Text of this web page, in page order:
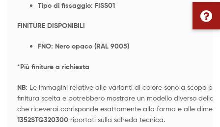
Tipo di fissaggio: FISS01
FINITURE DISPONIBILI
FNO: Nero opaco (RAL 9005)
*Più finiture a richiesta
NB: Le immagini relative alle varianti di colore sono a scopo
finitura scelta e potrebbero mostrare un modello diverso della
che riceverai corrisponde esattamente alla forma e alle
1352STG320300riportati sulla scheda tecnica.